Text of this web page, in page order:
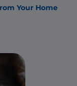
Your Home